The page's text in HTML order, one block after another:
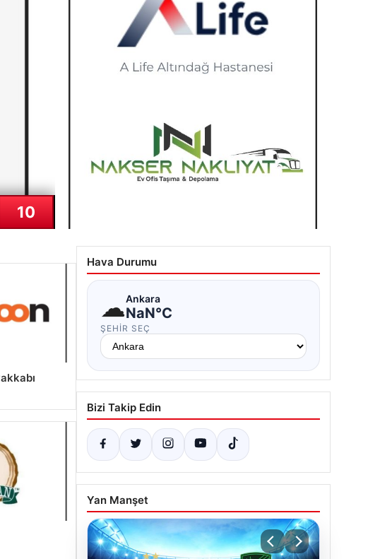
Özeti ve
net bir üstünlükle ayrıldı. Bu
10
Nakser Nakliyat
22.03.2026 13:52
Hava Durumu
☁Ankara
NaN°C
ŞEHIR SEÇ
Bizi Takip Edin
Yan Manşet